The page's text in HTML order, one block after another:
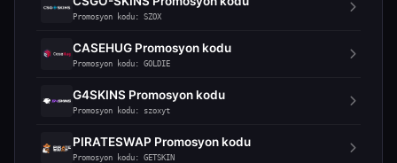
Promosyon kodu: SZOX
CASEHUG Promosyon kodu
Promosyon kodu: GOLDIE
G4SKINS Promosyon kodu
Promosyon kodu: szoxyt
PIRATESWAP Promosyon kodu
Promosyon kodu: GETSKIN